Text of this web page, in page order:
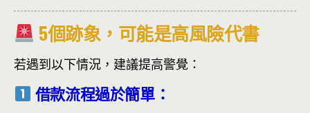
5個跡象，可能是高風險代書
若遇到以下情況，建議提高警覺：
借款流程過於簡單：